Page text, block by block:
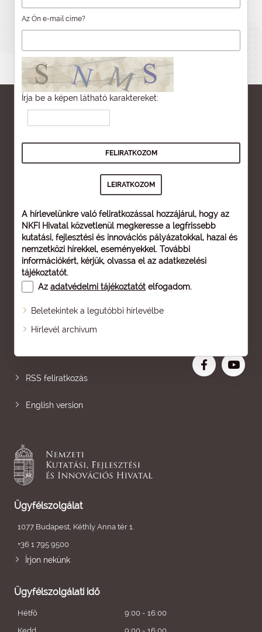
Az Ön e-mail címe?
Írja be a képen látható karaktereket:
A hírlevelünkre való feliratkozással hozzájárul, hogy az
NKFI Hivatal közvetlenül megkeresse a legfrissebb
kutatási, fejlesztési és innovációs pályázatokkal, hazai és
nemzetközi hírekkel, eseményekkel. További
információkért, kérjük, olvassa el az adatkezelési
tájékoztatót.
Az adatvédelmi tájékoztatót elfogadom.
Beletekintek a legutóbbi hírlevélbe
Hírlevél archívum
Oldaltérkép
RSS feliratkozás
English version
Ügyfélszolgálat
1077 Budapest, Kéthly Anna tér 1.
+36 1 795 9500
Írjon nekünk
Ügyfélszolgálati idő
Hétfő
9:00 - 16:00